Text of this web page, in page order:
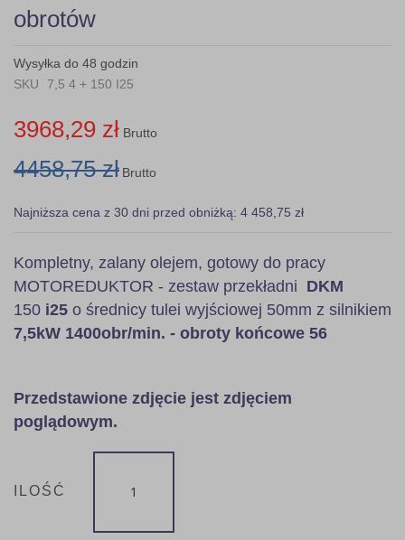
of
the
gallery
obrotów
Wysyłka do 48 godzin
SKU
7,5 4 + 150 I25
3968,29 zł Brutto
4458,75 zł Brutto
Najniższa cena z 30 dni przed obniżką: 4 458,75 zł
Kompletny, zalany olejem, gotowy do pracy
MOTOREDUKTOR - zestaw przekładni DKM
150 i25 o średnicy tulei wyjściowej 50mm z silnikiem
7,5kW 1400obr/min. - obroty końcowe 56
Przedstawione zdjęcie jest zdjęciem
poglądowym.
ILOŚĆ